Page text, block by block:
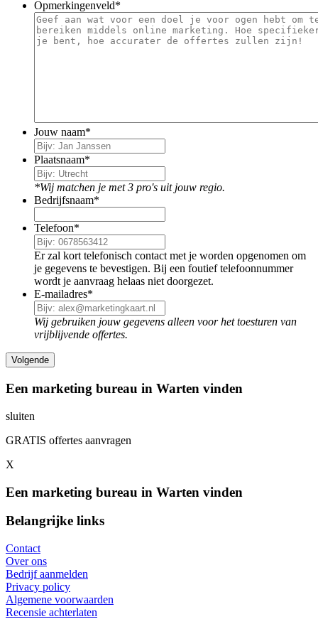
Opmerkingenveld*
Jouw naam*
Plaatsnaam*
*Wij matchen je met 3 pro's uit jouw regio.
Bedrijfsnaam*
Telefoon*
Er zal kort telefonisch contact met je worden opgenomen om
je gegevens te bevestigen. Bij een foutief telefoonnummer
wordt je aanvraag helaas niet doorgezet.
E-mailadres*
Wij gebruiken jouw gegevens alleen voor het toesturen van
vrijblijvende offertes.
Een marketing bureau in Warten vinden
sluiten
GRATIS offertes aanvragen
X
Een marketing bureau in Warten vinden
Belangrijke links
Contact
Over ons
Bedrijf aanmelden
Privacy policy
Algemene voorwaarden
Recensie achterlaten